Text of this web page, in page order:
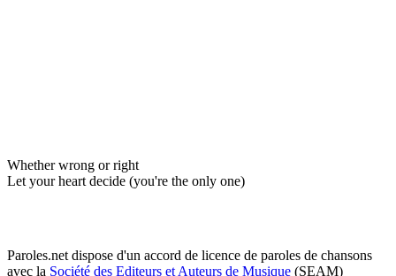
Whether wrong or right
Let your heart decide (you're the only one)
Paroles.net dispose d'un accord de licence de paroles de chansons
avec la Société des Editeurs et Auteurs de Musique (SEAM)